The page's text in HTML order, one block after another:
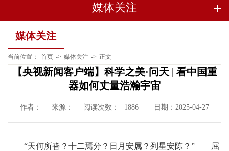
媒体关注
媒体关注
当前位置： 首页 -> 媒体关注 -> 正文
【央视新闻客户端】科学之美·问天 | 看中国重
器如何丈量浩瀚宇宙
作者： 来源： 阅读次数： 1886 日期：2025-04-27
“天何所沓？十二焉分？日月安属？列星安陈？”——屈